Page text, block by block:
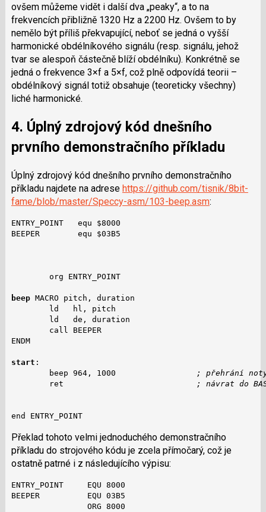
ovšem můžeme vidět i další dva „peaky“, a to na
frekvencích přibližně 1320 Hz a 2200 Hz. Ovšem to by
nemělo být příliš překvapující, neboť se jedná o vyšší
harmonické obdélníkového signálu (resp. signálu, jehož
tvar se alespoň částečně blíží obdélníku). Konkrétně se
jedná o frekvence 3×f a 5×f, což plně odpovídá teorii –
obdélníkový signál totiž obsahuje (teoreticky všechny)
liché harmonické.
4. Úplný zdrojový kód dnešního
prvního demonstračního příkladu
Úplný zdrojový kód dnešního prvního demonstračního
příkladu najdete na adrese https://github.com/tisnik/8bit-
fame/blob/master/Speccy-asm/103-beep.asm:
ENTRY_POINT   equ $8000
BEEPER        equ $03B5
        org ENTRY_POINT
beep MACRO pitch, duration
        ld   hl, pitch
        ld   de, duration
        call BEEPER
ENDM
start :
        beep 964, 1000
; přehrání
        ret
; návrat do
end ENTRY_POINT
Překlad tohoto velmi jednoduchého demonstračního
příkladu do strojového kódu je zcela přímočarý, což je
ostatně patrné i z následujícího výpisu:
ENTRY_POINT     EQU 8000
BEEPER          EQU 03B5
                ORG 8000